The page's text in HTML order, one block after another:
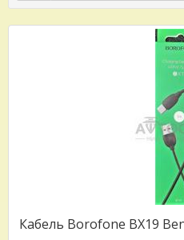
Кабель Borofone BX19